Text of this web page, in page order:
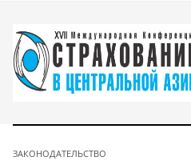
ЗАКОНОДАТЕЛЬСТВО